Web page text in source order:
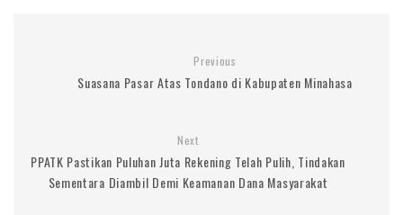
Previous
Suasana Pasar Atas Tondano di Kabupaten Minahasa
Next
PPATK Pastikan Puluhan Juta Rekening Telah Pulih, Tindakan
Sementara Diambil Demi Keamanan Dana Masyarakat